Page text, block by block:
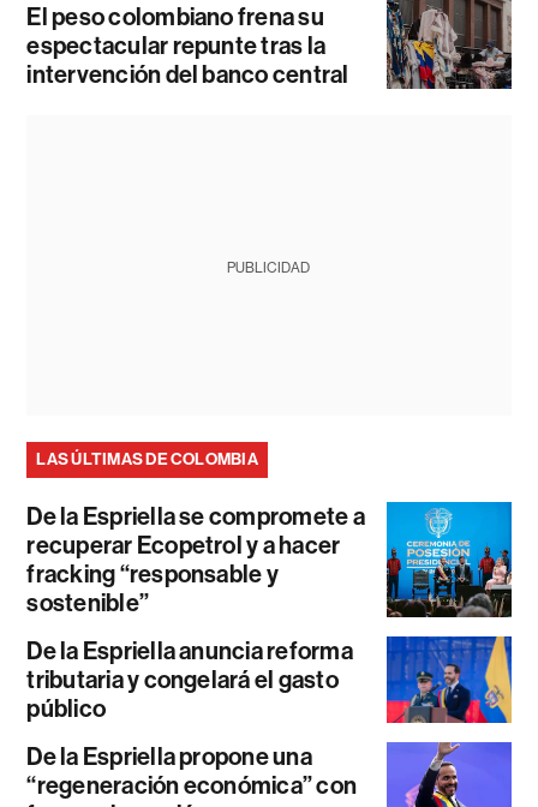
El peso colombiano frena su
espectacular repunte tras la
intervención del banco central
PUBLICIDAD
LAS ÚLTIMAS DE COLOMBIA
De la Espriella se compromete a
recuperar Ecopetrol y a hacer
fracking “responsable y
sostenible”
De la Espriella anuncia reforma
tributaria y congelará el gasto
público
De la Espriella propone una
“regeneración económica” con